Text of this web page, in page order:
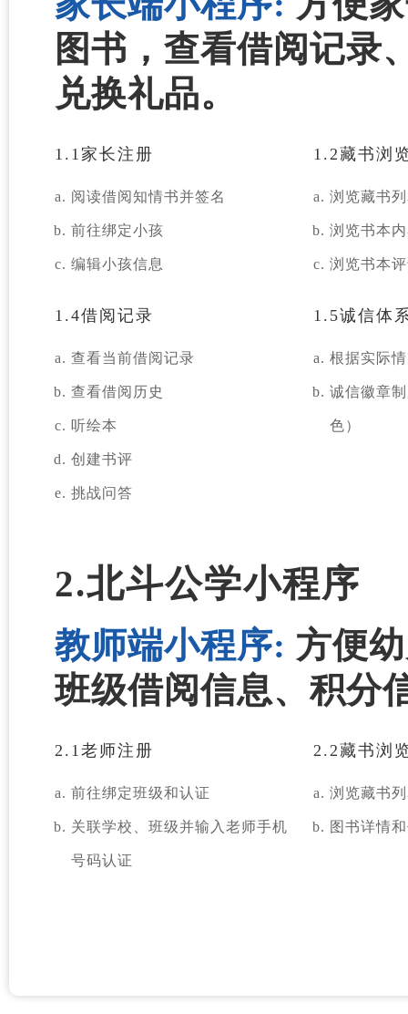
图书，查看借阅记录
兑换礼品。
1.1家长注册
阅读借阅知情书并签名
前往绑定小孩
编辑小孩信息
1.2藏书浏
浏览藏书
浏览书本
浏览书本
1.4借阅记录
查看当前借阅记录
查看借阅历史
听绘本
创建书评
挑战问答
1.5诚信体
根据实际
诚信徽章
色）
2.北斗公学小程序
教师端小程序: 方便
班级借阅信息、积分
2.1老师注册
前往绑定班级和认证
关联学校、班级并输入老师手机
号码认证
2.2藏书浏
浏览藏书
图书详情